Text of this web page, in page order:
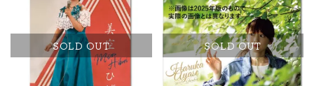
SOLD OUT SOLD OUT